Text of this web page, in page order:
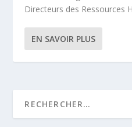
Directeurs des Ressources
EN SAVOIR PLUS